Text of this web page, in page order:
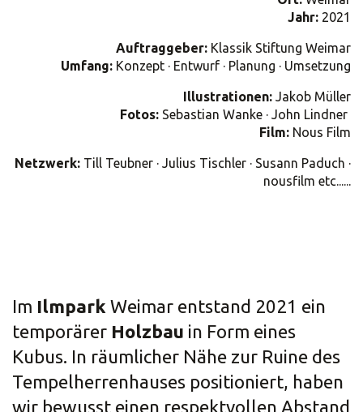
Jahr: 2021
Auftraggeber: Klassik Stiftung Weimar
Umfang: Konzept · Entwurf · Planung · Umsetzung
Illustrationen: Jakob Müller
Fotos: Sebastian Wanke · John Lindner
Film: Nous Film
Netzwerk: Till Teubner · Julius Tischler · Susann Paduch ·
nousfilm etc......
Im Ilmpark Weimar entstand 2021 ein
temporärer Holzbau in Form eines
Kubus. In räumlicher Nähe zur Ruine des
Tempelherrenhauses positioniert, haben
wir bewusst einen respektvollen Abstand